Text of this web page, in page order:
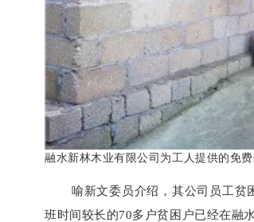
融水新林木业有限公司为工人提供的免费
喻新文委员介绍，其公司员工贫
班时间较长的70多户贫困户已经在融